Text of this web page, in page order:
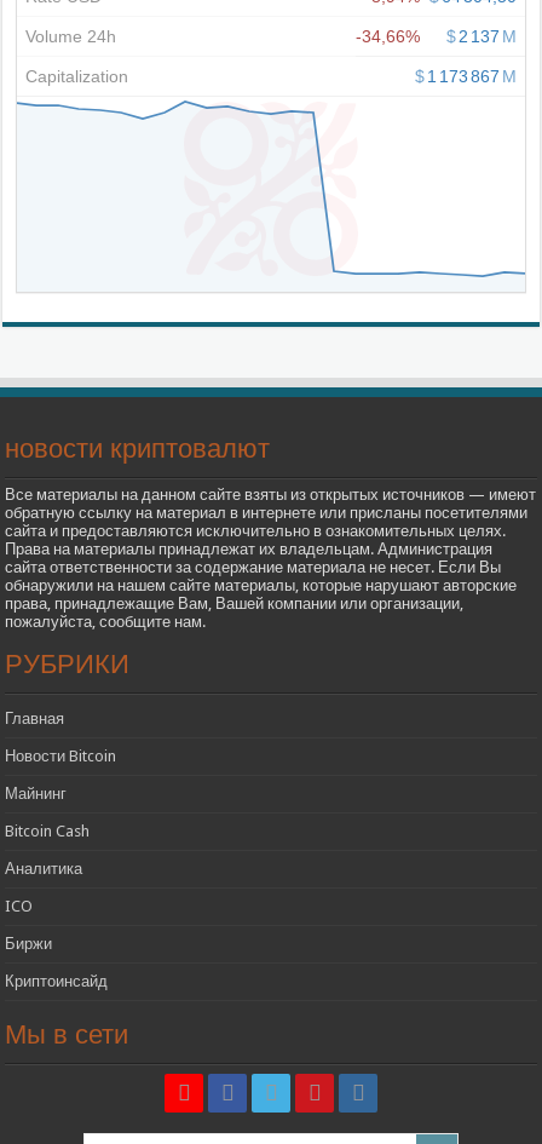
новости криптовалют
Все материалы на данном сайте взяты из открытых источников — имеют
обратную ссылку на материал в интернете или присланы посетителями
сайта и предоставляются исключительно в ознакомительных целях.
Права на материалы принадлежат их владельцам. Администрация
сайта ответственности за содержание материала не несет. Если Вы
обнаружили на нашем сайте материалы, которые нарушают авторские
права, принадлежащие Вам, Вашей компании или организации,
пожалуйста, сообщите нам.
РУБРИКИ
Главная
Новости Bitcoin
Майнинг
Bitcoin Cash
Аналитика
ICO
Биржи
Криптоинсайд
Мы в сети